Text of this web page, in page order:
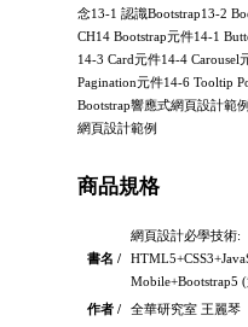
念13-1 認識Bootstrap13-2
CH14 Bootstrap元件14-1
14-3 Card元件14-4 Carousel
Pagination元件14-6 Tooltip
Bootstrap響應式網頁設計範
網頁設計範例
商品規格
書名 /
網頁設計必學技術:
Mobile+Bootstrap5
作者 /
全華研究室 王麗琴